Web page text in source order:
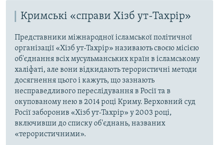
Кримські «справи Хізб ут-Тахрір»
Представники міжнародної ісламської політичної
організації «Хізб ут-Тахрір» називають своєю місією
об'єднання всіх мусульманських країн в ісламському
халіфаті, але вони відкидають терористичні методи
досягнення цього і кажуть, що зазнають
несправедливого переслідування в Росії та в
окупованому нею в 2014 році Криму. Верховний суд
Росії заборонив «Хізб ут-Тахрір» у 2003 році,
включивши до списку об'єднань, названих
«терористичними».